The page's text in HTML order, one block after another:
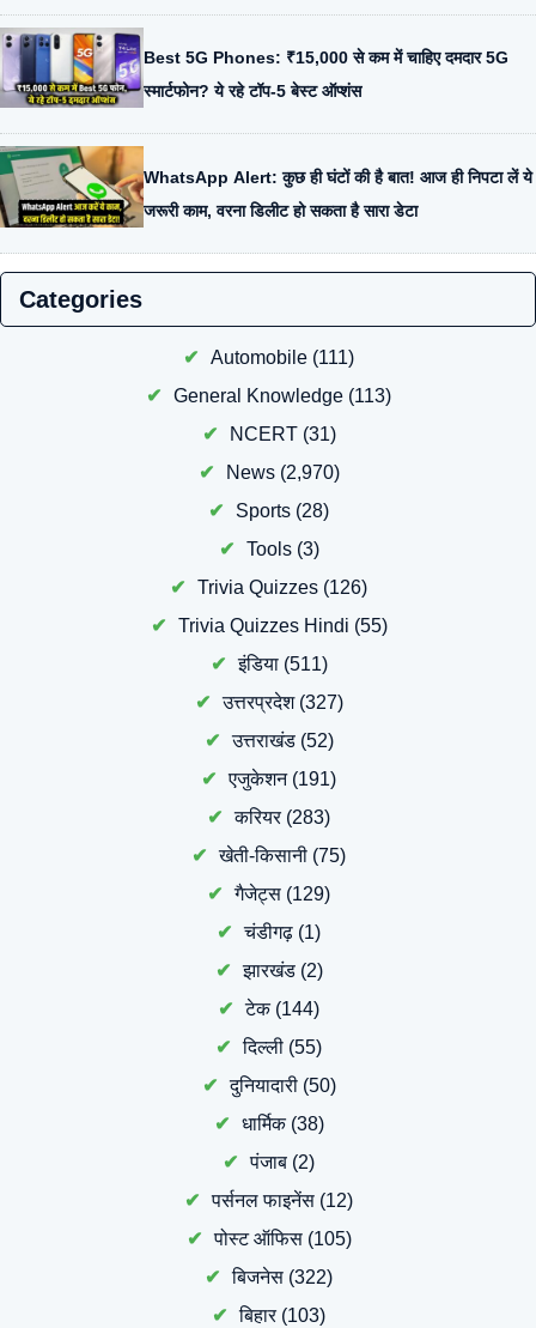
Best 5G Phones: ₹15,000 से कम में चाहिए दमदार 5G
स्मार्टफोन? ये रहे टॉप-5 बेस्ट ऑप्शंस
WhatsApp Alert: कुछ ही घंटों की है बात! आज ही निपटा लें ये
जरूरी काम, वरना डिलीट हो सकता है सारा डेटा
Categories
Automobile (111)
General Knowledge (113)
NCERT(31)
News(2,970)
Sports (28)
Tools(3)
Trivia Quizzes (126)
Trivia Quizzes Hindi (55)
इंडिया(511)
उत्तरप्रदेश(327)
उत्तराखंड(52)
एजुकेशन(191)
करियर(283)
खेती-किसानी (75)
गैजेट्स (129)
चंडीगढ़ (1)
झारखंड(2)
टेक(144)
दिल्ली (55)
दुनियादारी(50)
धार्मिक(38)
पंजाब (2)
पर्सनल फाइनेंस (12)
पोस्ट ऑफिस(105)
बिजनेस (322)
बिहार(103)